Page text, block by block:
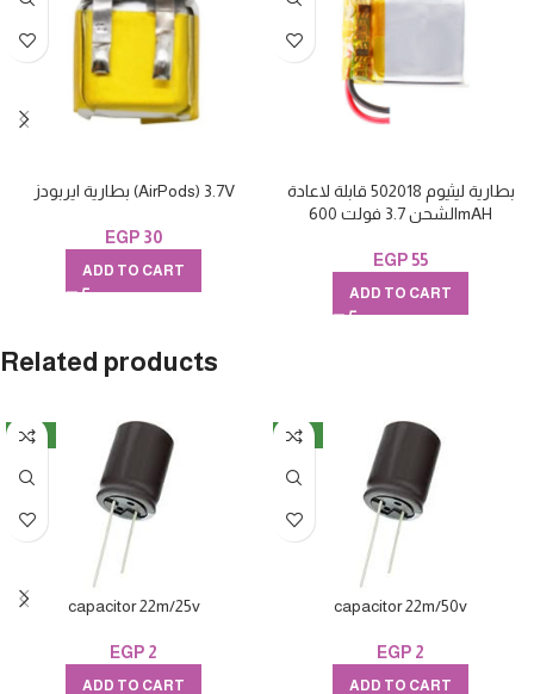
بطارية ايربودز (AirPods) 3.7V
EGP 30
ADD TO CART
بطارية ليثيوم 502018 قابلة لاعادة
الشحن 3.7 فولت 600mAH
EGP55
ADD TO CART
Related products
NEW
capacitor 22m/25v
EGP 2
ADD TO CART
NEW
capacitor 22m/50v
EGP 2
ADD TO CART